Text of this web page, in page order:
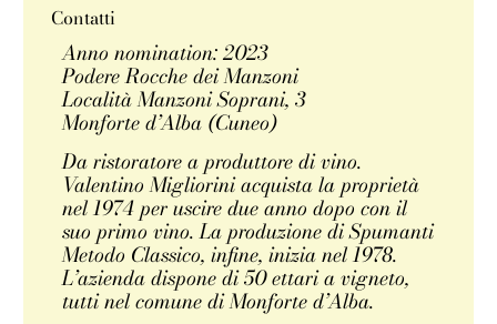
Contatti
Anno nomination: 2023
Podere Rocche dei Manzoni
Località Manzoni Soprani, 3
Monforte d’Alba (Cuneo)
Da ristoratore a produttore di vino.
Valentino Migliorini acquista la proprietà
nel 1974 per uscire due anno dopo con il
suo primo vino. La produzione di Spumanti
Metodo Classico, infine, inizia nel 1978.
L’azienda dispone di 50 ettari a vigneto,
tutti nel comune di Monforte d’Alba.